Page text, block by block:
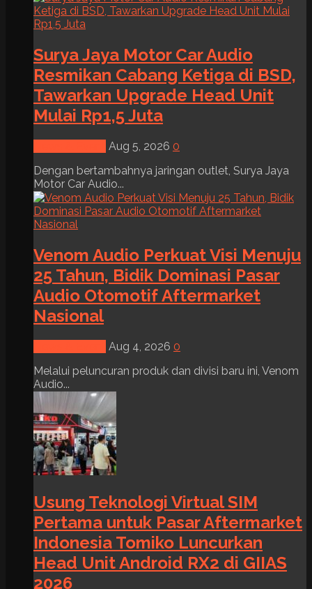
Surya Jaya Motor Car Audio
Resmikan Cabang Ketiga di BSD,
Tawarkan Upgrade Head Unit
Mulai Rp1,5 Juta
Aug 5, 2026 0
Dengan bertambahnya jaringan outlet, Surya Jaya
Motor Car Audio...
Venom Audio Perkuat Visi Menuju
25 Tahun, Bidik Dominasi Pasar
Audio Otomotif Aftermarket
Nasional
Aug 4, 2026 0
Melalui peluncuran produk dan divisi baru ini, Venom
Audio...
Usung Teknologi Virtual SIM
Pertama untuk Pasar Aftermarket
Indonesia Tomiko Luncurkan
Head Unit Android RX2 di GIIAS
2026